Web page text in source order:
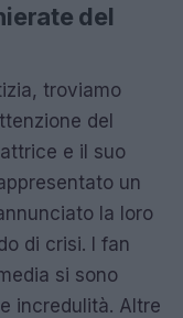
del
troviamo
del
e il suo
un
la loro
di crisi. I fan
si sono
incredulità. Altre